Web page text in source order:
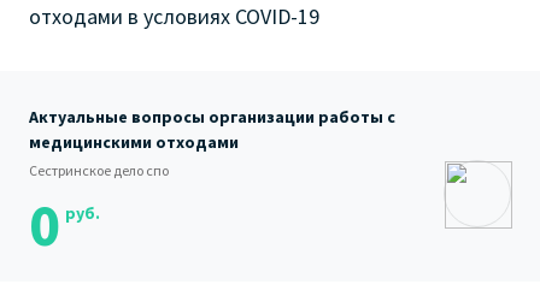
отходами в условиях COVID-19
Актуальные вопросы организации работы с
медицинскими отходами
Сестринское дело спо
0 руб.